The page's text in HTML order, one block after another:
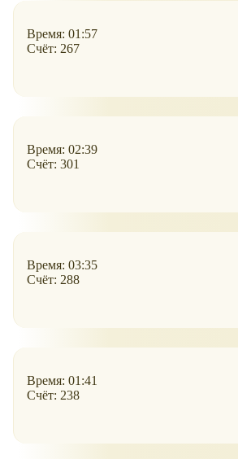
Время: 01:57
Счёт: 267
Время: 02:39
Счёт: 301
Время: 03:35
Счёт: 288
Время: 01:41
Счёт: 238